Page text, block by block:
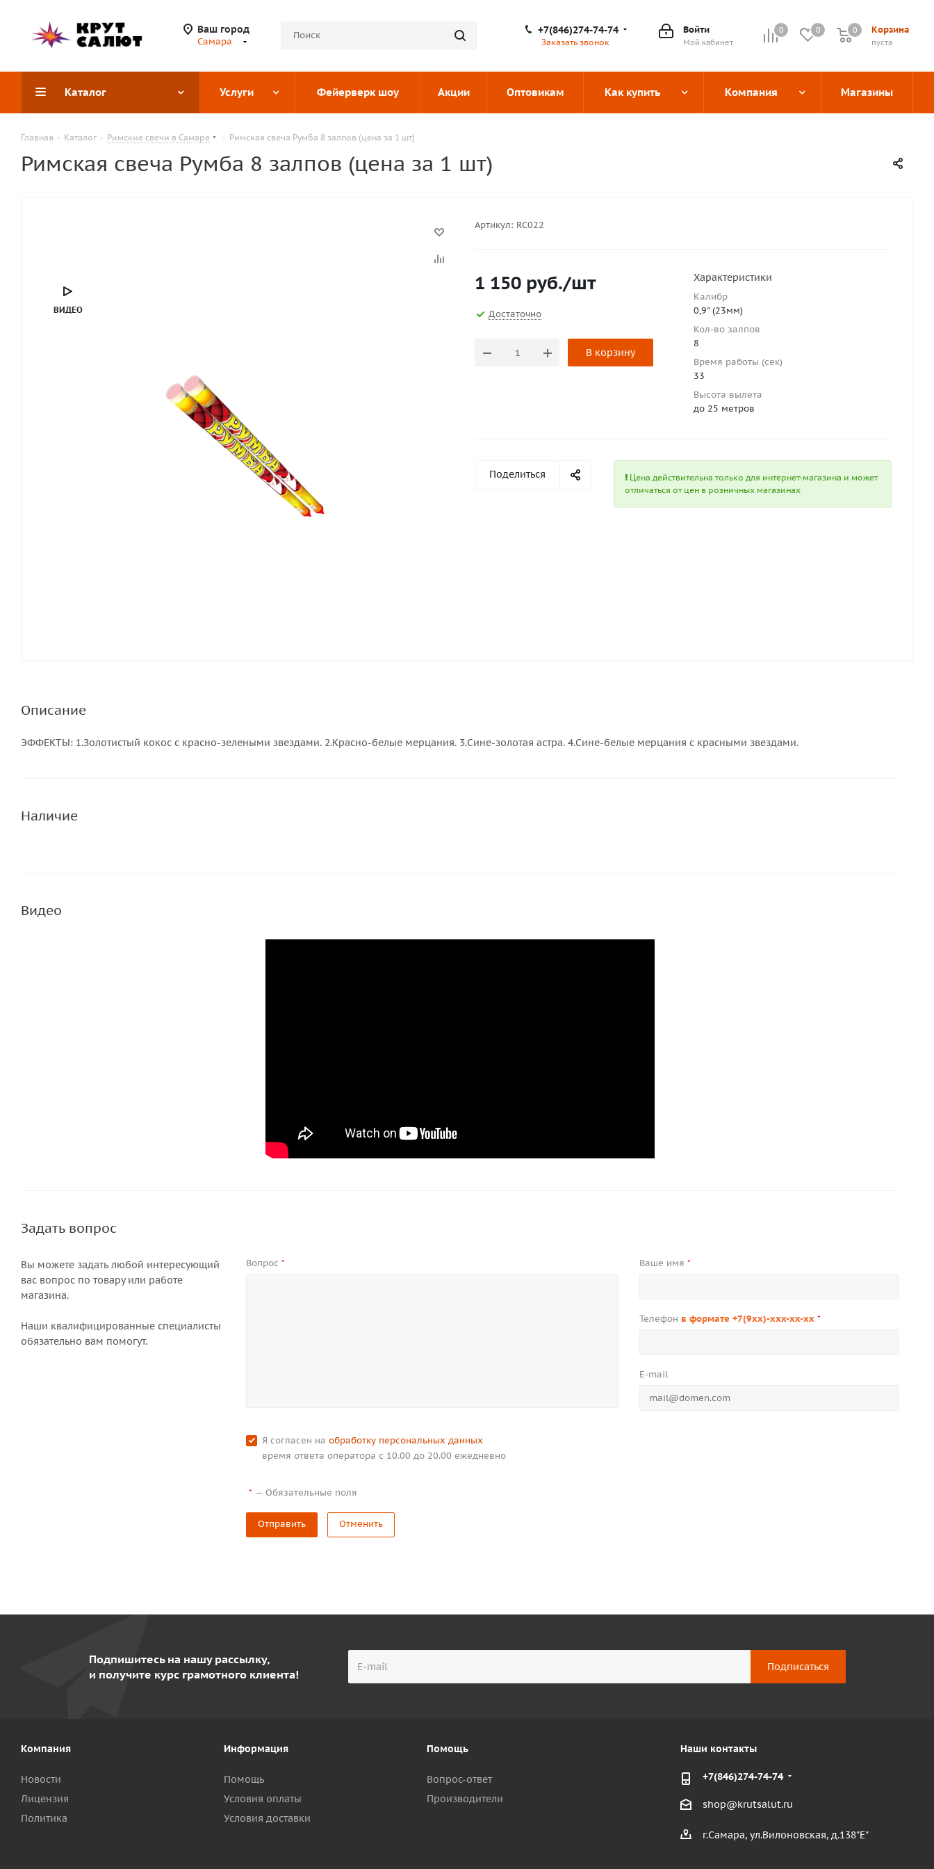
Ваш город
Самара
0 0 Корзина
0
пуста
0
Войти
Мой кабинет
+7(846)274-74-74
Заказать звонок
Каталог Услуги Фейерверк шоу Акции Оптовикам Как купить Компания Магазины
Главная - Каталог - Римские свечи в Самаре - Римская свеча Румба 8 залпов (цена за 1 шт)
Римская свеча Румба 8 залпов (цена за 1 шт)
ВИДЕО
Артикул: RC022
1 150 руб./шт
Достаточно
В корзину
Характеристики
Калибр
0,9" (23мм)
Кол-во залпов
8
Время работы (сек)
33
Высота вылета
до 25 метров
Поделиться
Цена действительна только для интернет-магазина и может
отличаться от цен в розничных магазинах
Описание
ЭФФЕКТЫ: 1.Золотистый кокос с красно-зелеными звездами. 2.Красно-белые мерцания. 3.Сине-золотая астра. 4.Сине-белые мерцания с красными звездами.
Наличие
Видео
Задать вопрос
Вы можете задать любой интересующий
вас вопрос по товару или работе
магазина.
Наши квалифицированные специалисты
обязательно вам помогут.
Вопрос * Ваше имя *
Телефон в формате +7(9xx)-xxx-xx-xx *
E-mail
Я согласен на обработку персональных данных
время ответа оператора с 10.00 до 20.00 ежедневно
* — Обязательные поля
Отправить Отменить
Подпишитесь на нашу рассылку,
и получите курс грамотного клиента!
Компания
Новости
Лицензия
Политика
Информация
Помощь
Условия оплаты
Условия доставки
Помощь
Вопрос-ответ
Производители
Наши контакты
+7(846)274-74-74
shop@krutsalut.ru
г.Самара, ул.Вилоновская, д.138"Е"